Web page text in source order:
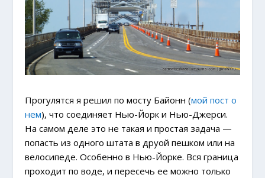
Прогулятся я решил по мосту Байонн (мой пост о
нем), что соединяет Нью-Йорк и Нью-Джерси.
На самом деле это не такая и простая задача —
попасть из одного штата в друой пешком или на
велосипеде. Особенно в Нью-Йорке. Вся граница
проходит по воде, и пересечь ее можно только